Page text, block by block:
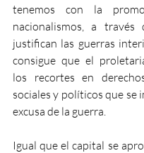
tenemos con la
nacionalismos, a través
justifican las guerras
consigue que el
los recortes en
sociales y políticos que se
excusa de la guerra.
Igual que el capital se